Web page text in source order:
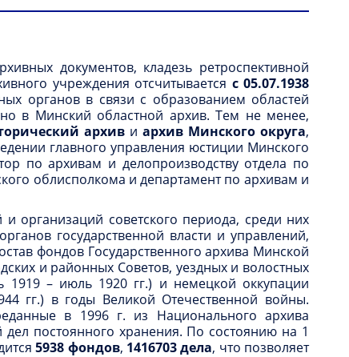
документов, кладезь ретроспективной
учреждения отсчитывается с 05.07.1938
органов в связи с образованием областей
в Минский областной архив. Тем не менее,
архиви архив Минского округа,
главного управления юстиции Минского
по архивам и делопроизводству отдела по
облисполкома и департамент по архивам и
организаций советского периода, среди них
государственной власти и управлений,
фондов Государственного архива Минской
и районных Советов, уездных и волостных
– июль 1920 гг.) и немецкой оккупации
гг.) в годы Великой Отечественной войны.
в 1996 г. из Национального архива
дел постоянного хранения. По состоянию на 1
5938 фондов, 1416703 дела, что позволяет